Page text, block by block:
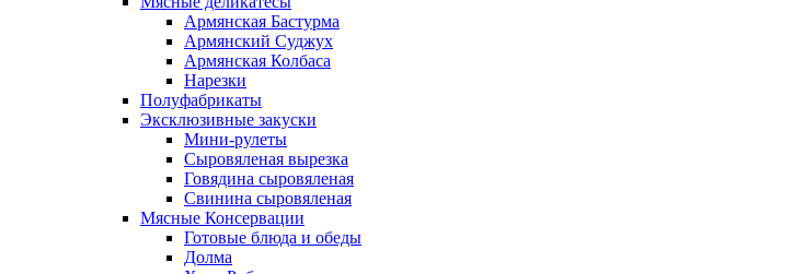
Армянская Бастурма
Армянский Суджух
Армянская Колбаса
Нарезки
Полуфабрикаты
Эксклюзивные закуски
Мини-рулеты
Сыровяленая вырезка
Говядина сыровяленая
Свинина сыровяленая
Мясные Консервации
Готовые блюда и обеды
Долма